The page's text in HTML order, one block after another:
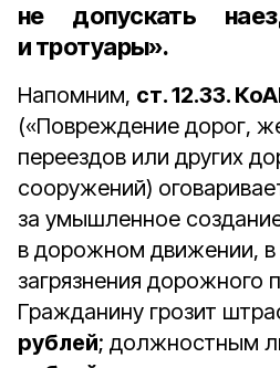
не допускать
и тротуары».
Напомним, ст. 12.33.
(«Повреждение дорог,
переездов или других
сооружений)
за умышленное
в дорожном движении,
загрязнения дорожного
Гражданину грозит
рублей; должностным